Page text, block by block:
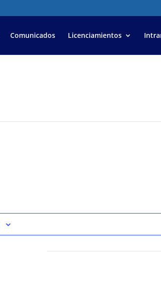
Comunicados Licenciamientos